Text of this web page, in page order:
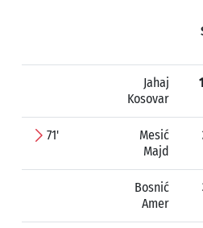
Jahaj
Kosovar
71'
Mesić
Majd
Bosnić
Amer